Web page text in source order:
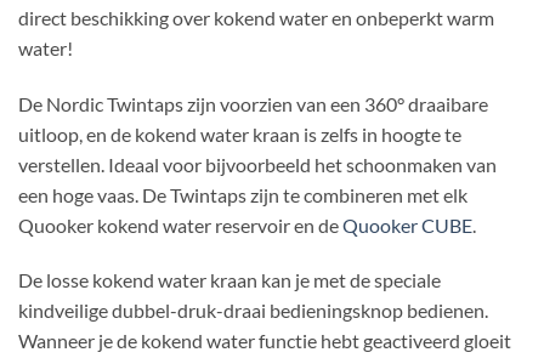
direct beschikking over kokend water en onbeperkt warm
water!
De Nordic Twintaps zijn voorzien van een 360° draaibare
uitloop, en de kokend water kraan is zelfs in hoogte te
verstellen. Ideaal voor bijvoorbeeld het schoonmaken van
een hoge vaas. De Twintaps zijn te combineren met elk
Quooker kokend water reservoir en deQuooker CUBE
De losse kokend water kraan kan je met de speciale
kindveilige dubbel-druk-draai bedieningsknop bedienen.
Wanneer je de kokend water functie hebt geactiveerd gloeit